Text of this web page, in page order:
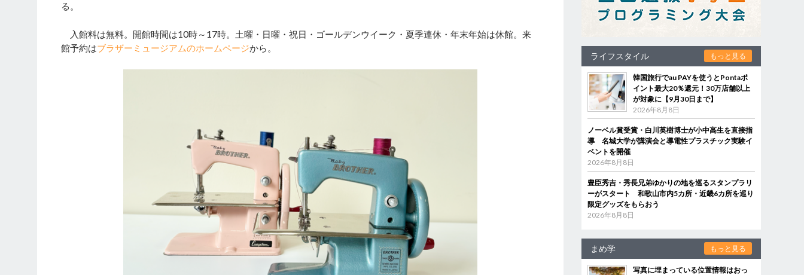
る。
入館料は無料。開館時間は10時～17時。土曜・日曜・祝日・ゴールデンウイーク・夏季連休・年末年始は休館。来
館予約はブラザーミュージアムのホームページから。
ライフスタイル もっと見る
韓国旅行でau PAYを使うとPontaポ
イント最大20％還元！30万店舗以上
が対象に【9月30日まで】
2026年8月8日
ノーベル賞受賞・白川英樹博士が小中高生を直接指
導 名城大学が講演会と導電性プラスチック実験イ
ベントを開催
2026年8月8日
豊臣秀吉・秀長兄弟ゆかりの地を巡るスタンプラリ
ーがスタート 和歌山市内5カ所・近畿6カ所を巡り
限定グッズをもらおう
2026年8月8日
まめ学 もっと見る
写真に埋まっている位置情報はおっ